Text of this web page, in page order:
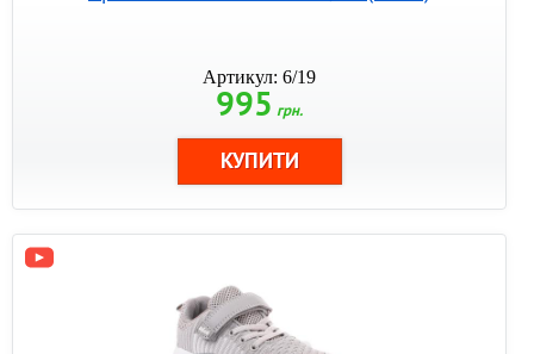
Артикул: 6/19
995 грн.